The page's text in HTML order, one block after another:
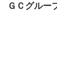
ＧＣグル